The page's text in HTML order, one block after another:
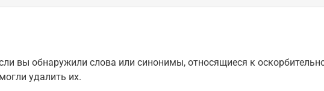
вы обнаружили слова или синонимы, относящиеся к
удалить их.